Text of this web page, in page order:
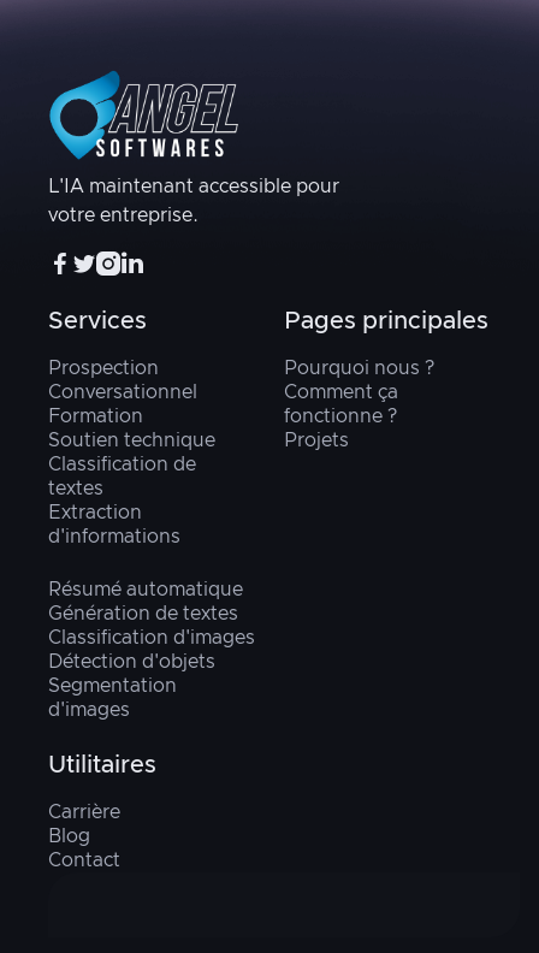
L'IA maintenant accessible pour
votre entreprise.
 
Services
Prospection
Conversationnel
Formation
Soutien technique
Classification de
textes
Extraction
d'informations
Résumé automatique
Génération de textes
Classification d'images
Détection d'objets
Segmentation
d'images
Pages principales
Pourquoi nous ?
Comment ça
fonctionne ?
Projets
Utilitaires
Carrière
Blog
Contact